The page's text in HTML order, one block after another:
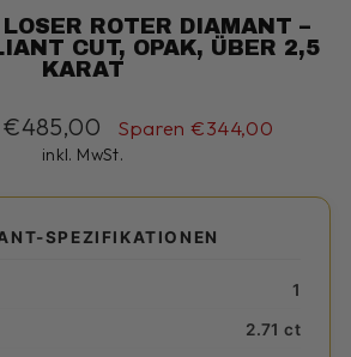
ROTER DIAMANT –
CUT, OPAK, ÜBER 2,5
KARAT
Sonderpreis
€485,00 Sparen €344,00
inkl. MwSt.
SPEZIFIKATIONEN
1
2.71 ct